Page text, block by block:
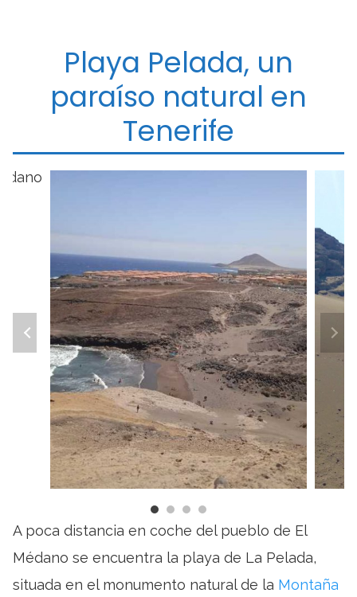
Playa Pelada, un
paraíso natural en
Tenerife
A poca distancia en coche del pueblo de El
Médano se encuentra la playa de La Pelada,
situada en el monumento natural de la Montaña